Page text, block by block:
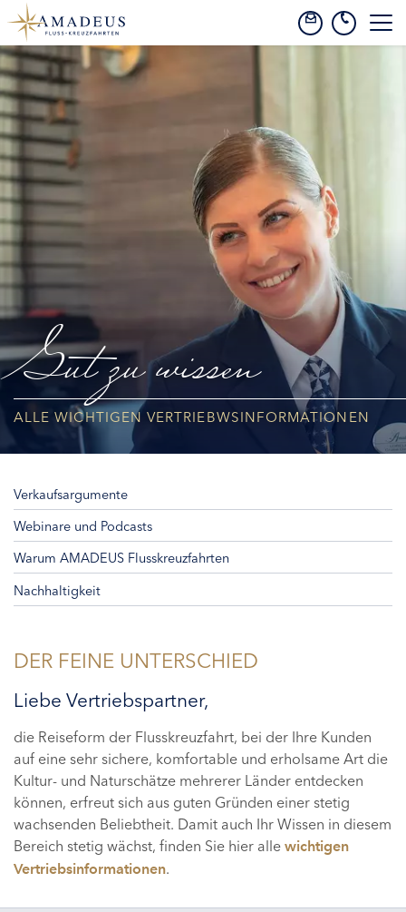
Gut zu wissen
ALLE WICHTIGEN VERTRIEBWSINFORMATIONEN
Verkaufsargumente
Webinare und Podcasts
Warum AMADEUS Flusskreuzfahrten
Nachhaltigkeit
DER FEINE UNTERSCHIED
Liebe Vertriebspartner,
die Reiseform der Flusskreuzfahrt, bei der Ihre Kunden
auf eine sehr sichere, komfortable und erholsame Art die
Kultur- und Naturschätze mehrerer Länder entdecken
können, erfreut sich aus guten Gründen einer stetig
wachsenden Beliebtheit. Damit auch Ihr Wissen in diesem
Bereich stetig wächst, finden Sie hier alle wichtigen
Vertriebsinformationen.